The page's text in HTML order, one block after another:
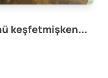
keşfetmişken...